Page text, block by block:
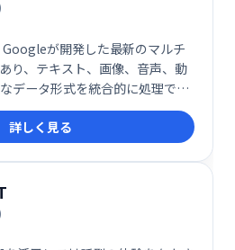
が開発した最新のマルチ
り、テキスト、画像、音声、動
データ形式を統合的に処理でき
により、ユーザーは単一のプラ
の情報源を組み合わせた高度な
。
詳しく見る